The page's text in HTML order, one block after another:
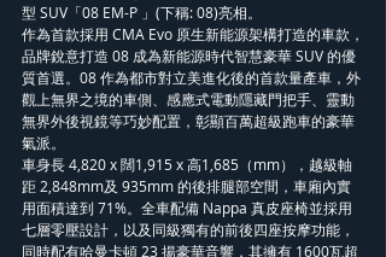
型 SUV「08 EM-P 」(下稱: 08)亮相。
作為首款採用 CMA Evo 原生新能源架構打造的車款，
品牌銳意打造 08 成為新能源時代智慧豪華 SUV 的優
質首選。08 作為都市對立美進化後的首款量產車，外
觀上無界之境的車側、感應式電動隱藏門把手、靈動
無界外後視鏡等巧妙配置，彰顯百萬超級跑車的豪華
氣派。
車身長 4,820 x 闊1,915 x 高1,685（mm），越級軸
距 2,848mm及 935mm 的後排腿部空間，車廂內實
用面積達到 71%。全車配備 Nappa 真皮座椅並採用
七層零壓設計，以及同級獨有的前後四座按摩功能，
同時配有哈曼卡頓 23 揚豪華音響，其擁有 1600瓦超